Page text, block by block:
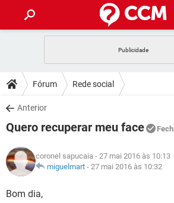
CELULAR
OUTLOOK
INSTAGRAM GMAIL
GUIA DE COMPRAS
DICAS
JOGOS
INSTAGRAM GMAIL
GUIA DE COMPRAS
DOWNLOADS
JOGOS
CELULAR
OUTLOOK EXCEL
INSTAGRAM
FÓRUM
JOGOS
CELULAR
OUTLOOK
GLOSSÁRIO
JOGOS
Fórum Rede social
Anterior
Quero recuperar meu face
coronel sapucaia - 27 mai 2016 às 10:13
miguelmart - 27 mai 2016 às 10:32
Bom dia,